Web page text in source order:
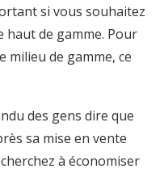
si vous souhaitez
de gamme. Pour
milieu de gamme, ce
des gens dire que
sa mise en vente
à économiser